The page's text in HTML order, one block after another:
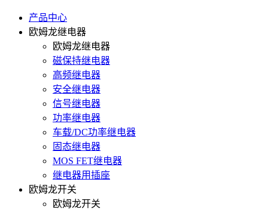
产品中心
欧姆龙继电器
欧姆龙继电器
磁保持继电器
高频继电器
安全继电器
信号继电器
功率继电器
车载/DC功率继电器
固态继电器
MOS FET继电器
继电器用插座
欧姆龙开关
欧姆龙开关